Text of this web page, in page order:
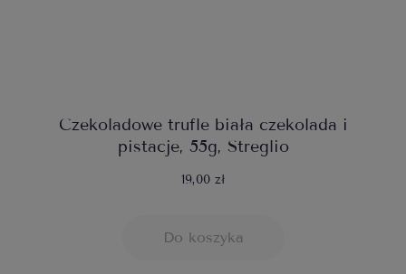
Czekoladowe trufle biała czekolada i
pistacje, 55g, Streglio
19,00 zł
Do koszyka